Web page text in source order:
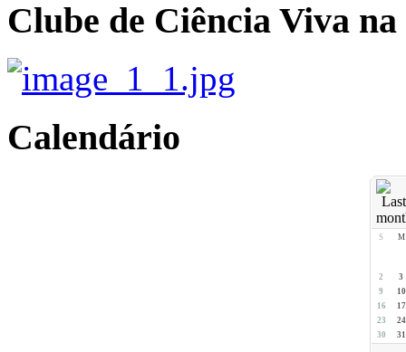
Clube de Ciência Viva
Calendário
S M
2
3
9
10
16
17
23
24
30
31